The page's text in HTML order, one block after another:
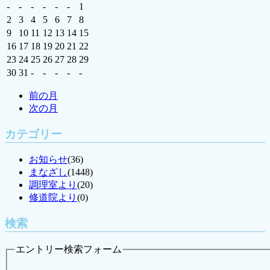
- - - - - -
1
2
3 4 5 6 7
8
9
10 11 12 13 14 15
16 17 18 19 20 21 22
23 24 25 26 27 28 29
30 31 - - - - -
前の月
次の月
カテゴリー
お知らせ(36)
まなざし(1448)
調理室より (20)
修道院より (0)
検索
エントリー検索フォーム